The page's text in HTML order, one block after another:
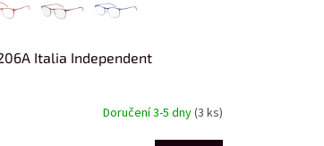
Italia Independent
Doručení 3-5 dny(3 ks)